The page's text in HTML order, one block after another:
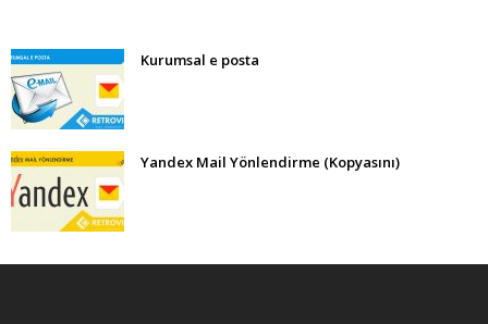
Kurumsal e posta
Yandex Mail Yönlendirme (Kopyasını)